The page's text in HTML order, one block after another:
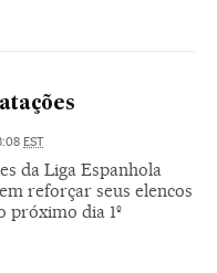
EST
da Liga Espanhola
reforçar seus elencos
próximo dia 1º